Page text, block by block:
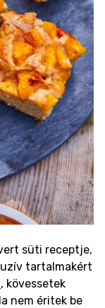
süti receptje,
tartalmakért
, kövessetek
nem éritek be